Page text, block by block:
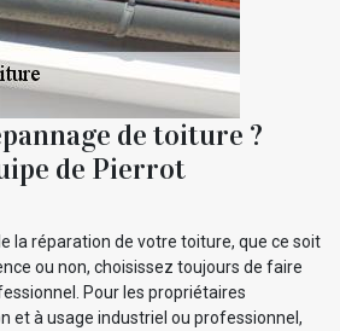
de toiture ?
de Pierrot
la réparation de votre toiture, que ce soit
ou non, choisissez toujours de faire
Pour les propriétaires
et à usage industriel ou professionnel,